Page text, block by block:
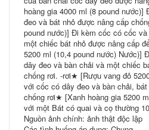
hoàng gia 4000 ml (8 pound
đeo và bát nhỏ được nâng cấp
pound nước)] Đi kèm cốc có cốc
một chiếc bát nhỏ được nâng cấp
5200 ml (10,4 pound nước) Nước)]
dây đeo và bàn chải và một chiếc
chống rơi. -rơi★ [Rượu vang đỏ
với cốc có dây đeo và bàn chải,
chống rơi★ [Xanh hoàng gia 5200
với một Bát có quai và cọ thường
Nguồn ảnh chính: ảnh thật độc lập